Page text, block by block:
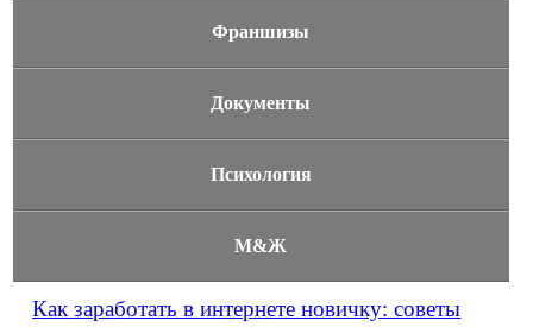
Франшизы
Документы
Психология
М&Ж
Как заработать в интернете новичку: советы